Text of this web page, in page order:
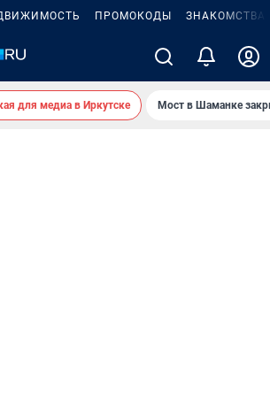
ПРОМОКОДЫ ЗНАКОМСТВА
для медиа в Иркутске Мост в Шаманке